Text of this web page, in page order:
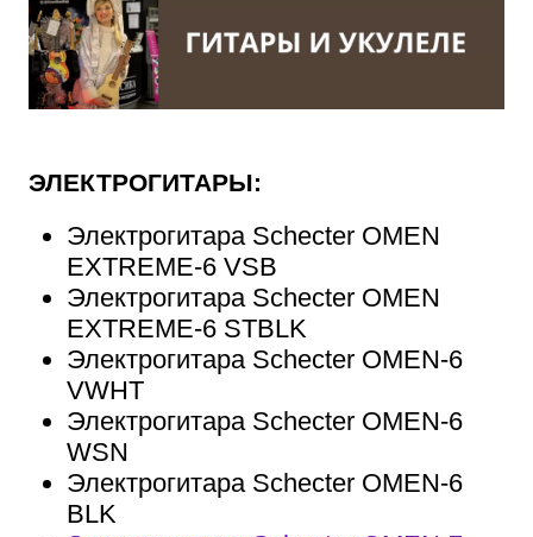
ЭЛЕКТРОГИТАРЫ:
Электрогитара Schecter OMEN
EXTREME-6 VSB
Электрогитара Schecter OMEN
EXTREME-6 STBLK
Электрогитара Schecter OMEN-6
VWHT
Электрогитара Schecter OMEN-6
WSN
Электрогитара Schecter OMEN-6
BLK